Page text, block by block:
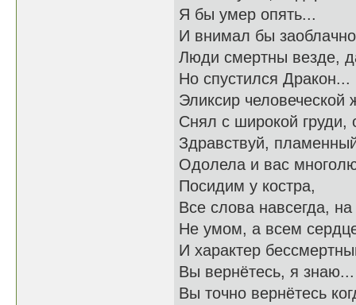
Я бы умер опять...
И внимал бы
Люди смертны везде,
Но спустился Дракон...
Эликсир человеческой
Снял с широкой груди,
Здравствуй,
Одолела и вас
Посидим у костра,
Все слова навсегда,
Не умом, а всем
И характер
Вы вернётесь, я знаю...
Вы точно вернётесь